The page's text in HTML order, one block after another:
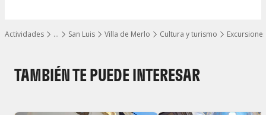
…
Mostrar todos los niveles
Actividades San Luis Villa de Merlo Cultura y turismo Excursiones
TAMBIÉN TE PUEDE INTERESAR